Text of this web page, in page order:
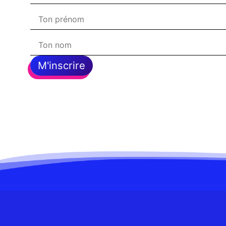
M'inscrire